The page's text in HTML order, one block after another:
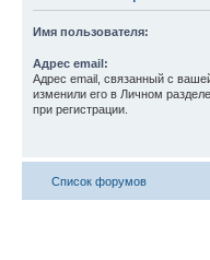
Имя пользователя:
Адрес email:
Адрес email, связанный с
изменили его в Личном
при регистрации.
Список форумов